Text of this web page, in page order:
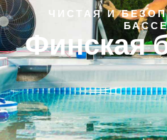
ЧИСТАЯ И
Финская